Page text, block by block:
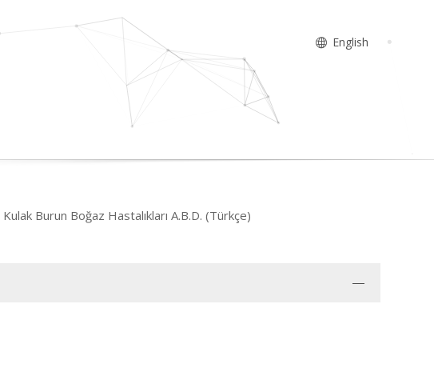
English
Burun Boğaz Hastalıkları A.B.D. (Türkçe)